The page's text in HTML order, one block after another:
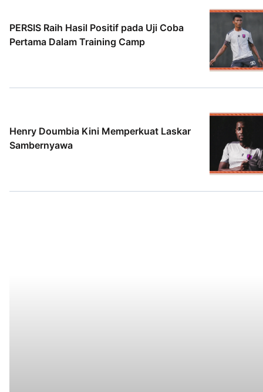
PERSIS Raih Hasil Positif pada Uji Coba
Pertama Dalam Training Camp
Henry Doumbia Kini Memperkuat Laskar
Sambernyawa